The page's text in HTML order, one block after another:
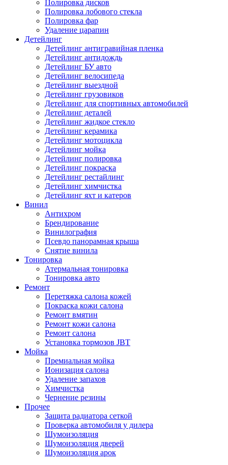
Полировка дисков
Полировка лобового стекла
Полировка фар
Удаление царапин
Детейлинг
Детейлинг антигравийная пленка
Детейлинг антидождь
Детейлинг БУ авто
Детейлинг велосипеда
Детейлинг выездной
Детейлинг грузовиков
Детейлинг для спортивных автомобилей
Детейлинг деталей
Детейлинг жидкое стекло
Детейлинг керамика
Детейлинг мотоцикла
Детейлинг мойка
Детейлинг полировка
Детейлинг покраска
Детейлинг рестайлинг
Детейлинг химчистка
Детейлинг яхт и катеров
Винил
Антихром
Брендирование
Винилография
Псевдо панорамная крыша
Снятие винила
Тонировка
Атермальная тонировка
Тонировка авто
Ремонт
Перетяжка салона кожей
Покраска кожи салона
Ремонт вмятин
Ремонт кожи салона
Ремонт салона
Установка тормозов JBT
Мойка
Премиальная мойка
Ионизация салона
Удаление запахов
Химчистка
Чернение резины
Прочее
Защита радиатора сеткой
Проверка автомобиля у дилера
Шумоизоляция
Шумоизоляция дверей
Шумоизоляция арок